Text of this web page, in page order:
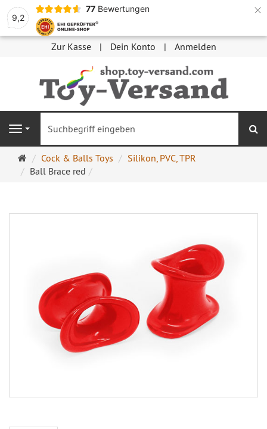
9,2
77 Bewertungen ×
Zur Kasse Dein Konto Anmelden
Navigation
Startseite
Cock & Balls Toys
Silikon, PVC, TPR
Ball Brace red